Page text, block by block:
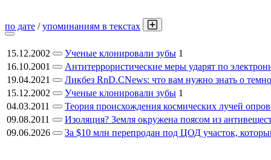
по дате /упоминаниям в текстах
15.12.2002 Ученые клонировали зубы 1
16.10.2001
Антитеррористические меры ударят по
19.04.2021
Ликбез RnD.CNews: что вам нужно знать о
15.12.2002
Ученые клонировали зубы 1
04.03.2011
Теория происхождения космических лучей
09.08.2011
Изоляция? Земля окружена поясом из
09.06.2026
За $10 млн перепродан под ЦОД участок,